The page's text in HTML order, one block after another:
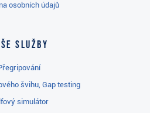
osobních údajů
služby
švihu, Gap testing
simulátor